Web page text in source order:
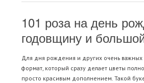
101 роза на день
годовщину и
Для дня рождения и других очень важных
формат, который сразу делает цветы
просто красивым дополнением. Такой